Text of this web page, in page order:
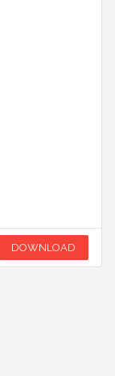
DOWNLOAD